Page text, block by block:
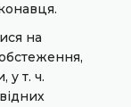
на
у т. ч.